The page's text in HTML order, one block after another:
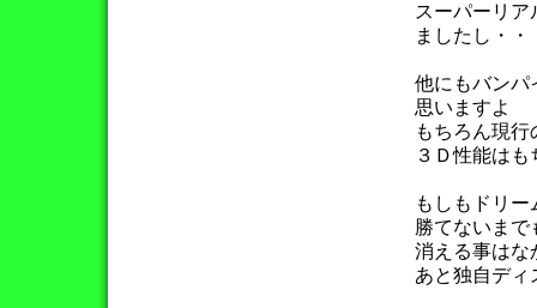
スーパーリ
ましたし・・
他にもバンパ
思いますよ
もちろん現
３Ｄ性能は
もしもドリ
勝てないまで
消える事はな
あと独自ディ